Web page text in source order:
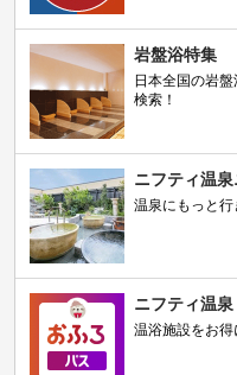
岩盤浴特集
日本全国の岩
検索！
ニフティ温
温泉にもっと
ニフティ温
温浴施設をお